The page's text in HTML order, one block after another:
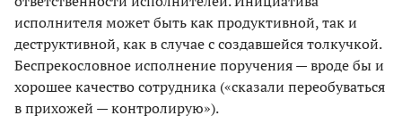
исполнителя может быть как продуктивной, так и
деструктивной, как в случае с создавшейся толкучкой.
Беспрекословное исполнение поручения — вроде бы и
хорошее качество сотрудника («сказали переобуваться
в прихожей — контролирую»).